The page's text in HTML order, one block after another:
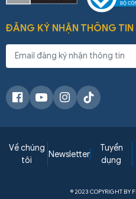
ĐĂNG KÝ NHẬN THÔNG TIN
Về chúng
tôi
Newsletter
Tuyển
dụng
© 2023 COPYRIGHT BY